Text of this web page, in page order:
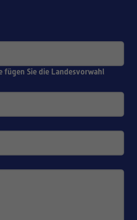
fügen Sie die Landesvorwahl